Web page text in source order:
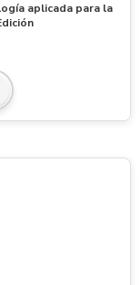
aplicada para la